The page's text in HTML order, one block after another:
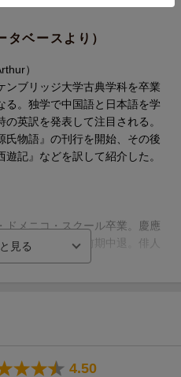
ベースより）
）
ンブリッジ大学古典学科を卒業
る。独学で中国語と日本語を学
英訳を発表して注目される。
氏物語』の刊行を開始、その後
遊記』などを訳して紹介した。
ドメニコ・スクール卒業。慶應
業、同博士課程前期中退。俳人
委員
卒業、同大学院修了（本データ
されていたものです）
4.50